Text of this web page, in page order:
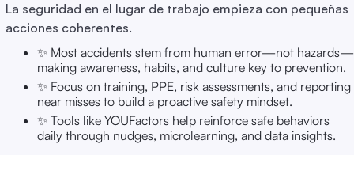
La seguridad en el lugar de trabajo empieza con pequeñas
acciones coherentes.
✨ Most accidents stem from human error—not hazards—
making awareness, habits, and culture key to prevention.
✨ Focus on training, PPE, risk assessments, and reporting
near misses to build a proactive safety mindset.
✨ Tools like YOUFactors help reinforce safe behaviors
daily through nudges, microlearning, and data insights.